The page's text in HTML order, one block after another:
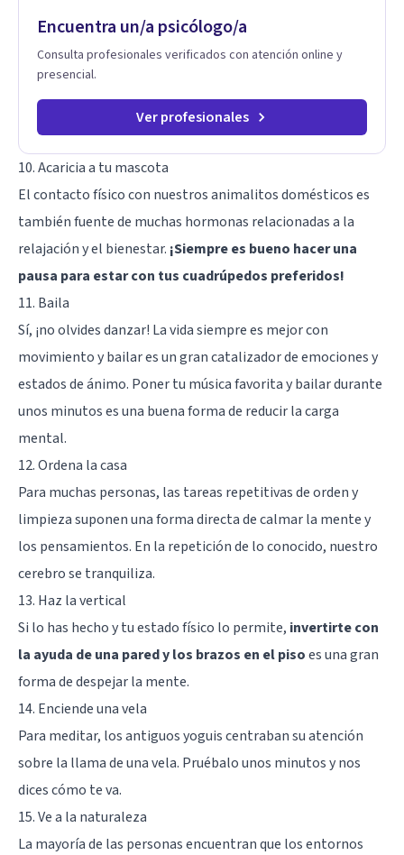
auténtica y significativa.
Encuentra un/a psicólogo/a
Consulta profesionales verificados con atención online y
presencial.
Ver profesionales
10. Acaricia a tu mascota
El contacto físico con nuestros animalitos domésticos es
también fuente de muchas hormonas relacionadas a la
relajación y el bienestar. ¡Siempre es bueno hacer una
pausa para estar con tus cuadrúpedos preferidos!
11. Baila
Sí, ¡no olvides danzar! La vida siempre es mejor con
movimiento y bailar es un gran catalizador de emociones y
estados de ánimo. Poner tu música favorita y bailar durante
unos minutos es una buena forma de reducir la carga
mental.
12. Ordena la casa
Para muchas personas, las tareas repetitivas de orden y
limpieza suponen una forma directa de calmar la mente y
los pensamientos. En la repetición de lo conocido, nuestro
cerebro se tranquiliza.
13. Haz la vertical
Si lo has hecho y tu estado físico lo permite, invertirte con
la ayuda de una pared y los brazos en el pisoes una gran
forma de despejar la mente.
14. Enciende una vela
Para meditar, los antiguos yoguis centraban su atención
sobre la llama de una vela. Pruébalo unos minutos y nos
dices cómo te va.
15. Ve a la naturaleza
La mayoría de las personas encuentran que los entornos